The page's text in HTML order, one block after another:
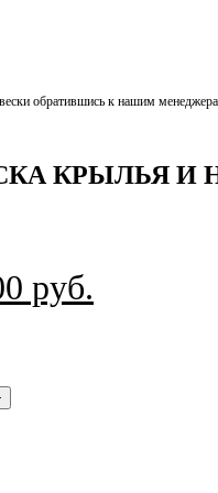
обратившись к нашим
КРЫЛЬЯ И
руб.